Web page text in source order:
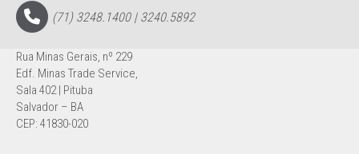
(71) 3248.1400 | 3240.5892
Rua Minas Gerais, nº 229
Edf. Minas Trade Service,
Sala 402 | Pituba
Salvador – BA
CEP: 41830-020